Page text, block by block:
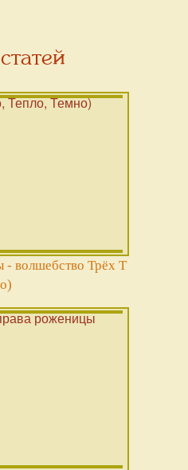
- волшебство Трёх Т